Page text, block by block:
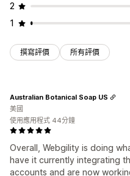
2
1
撰寫評價 所有評價
Overall, Webgility is doing
have it currently integrating
accounts and are now
Australian Botanical Soap US
美國
使用應用程式 44分鐘